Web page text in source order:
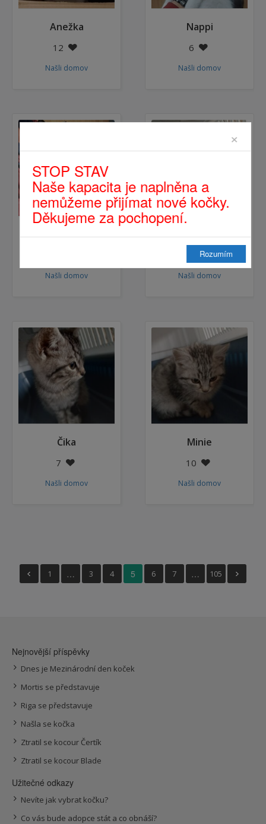
Anežka
12
Našli domov
Nappi
6
Našli domov
Manu
Našli domov
Viky
Našli domov
Čika
7
Našli domov
Minie
10
Našli domov
1 … 3 4 5 6 7 … 105
Nejnovější příspěvky
Dnes je Mezinárodní den koček
Mortis se představuje
Riga se představuje
Našla se kočka
Ztratil se kocour Čertík
Ztratil se kocour Blade
Užitečné odkazy
Nevíte jak vybrat kočku?
Co vás bude adopce stát a co obnáší?
×
STOP STAV
Naše kapacita je naplněna a
nemůžeme přijímat nové kočky.
Děkujeme za pochopení.
Rozumím